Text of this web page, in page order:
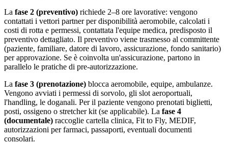
La fase 2 (preventivo) richiede 2–8 ore lavorative: vengono
contattati i vettori partner per disponibilità aeromobile, calcolati i
costi di rotta e permessi, contattata l'equipe medica, predisposto il
preventivo dettagliato. Il preventivo viene trasmesso al committente
(paziente, familiare, datore di lavoro, assicurazione, fondo sanitario)
per approvazione. Se è coinvolta un'assicurazione, partono in
parallelo le pratiche di pre-autorizzazione.
La fase 3 (prenotazione) blocca aeromobile, equipe, ambulanze.
Vengono avviati i permessi di sorvolo, gli slot aeroportuali,
l'handling, le doganali. Per il paziente vengono prenotati biglietti,
posti, ossigeno o stretcher kit (se applicabile). La fase 4
(documentale) raccoglie cartella clinica, Fit to Fly, MEDIF,
autorizzazioni per farmaci, passaporti, eventuali documenti
consolari.